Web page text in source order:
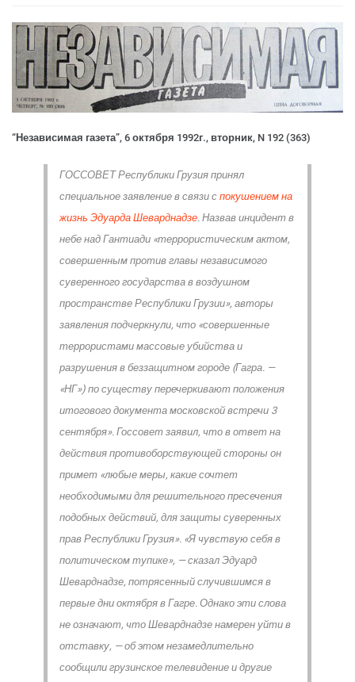
“Независимая газета”, 6 октября 1992г., вторник, N 192 (363)
ГОССОВЕТ Республики Грузия принял
специальное заявление в связи с покушением на
жизнь Эдуарда Шеварднадзе. Назвав инцидент в
небе над Гантиади «террористическим актом,
совершенным против главы независимого
суверенного государства в воздушном
пространстве Республики Грузии», авторы
заявления подчеркнули, что «совершенные
террористами массовые убийства и
разрушения в беззащитном городе (Гагра. —
«НГ») по существу перечеркивают положения
итогового документа московской встречи 3
сентября». Госсовет заявил, что в ответ на
действия противоборствующей стороны он
примет «любые меры, какие сочтет
необходимыми для решительного пресечения
подобных действий, для защиты суверенных
прав Республики Грузия». «Я чувствую себя в
политическом тупике», — сказал Эдуард
Шеварднадзе, потрясенный случившимся в
первые дни октября в Гагре. Однако эти слова
не означают, что Шеварднадзе намерен уйти в
отставку, — об этом незамедлительно
сообщили грузинское телевидение и другие